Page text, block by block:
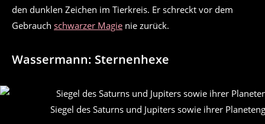
den dunklen Zeichen im Tierkreis. Er schreckt vor dem
Gebrauch schwarzer Magie nie zurück.
Wassermann: Sternenhexe
Siegel des Saturns und Jupiters sowie ihrer